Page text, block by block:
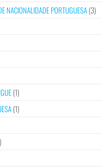
NACIONALIDADE PORTUGUESA(3)
(1)
(1)